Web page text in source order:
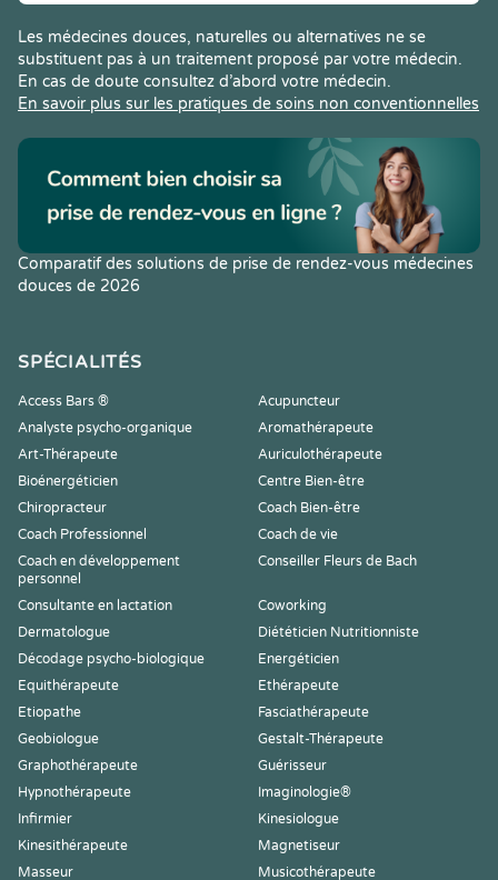
Les médecines douces, naturelles ou alternatives ne se
substituent pas à un traitement proposé par votre médecin.
En cas de doute consultez d’abord votre médecin.
En savoir plus sur les pratiques de soins non conventionnelles
Comparatif des solutions de prise de rendez-vous médecines
douces de 2026
SPÉCIALITÉS
Access Bars ®
Acupuncteur
Analyste psycho-organique
Aromathérapeute
Art-Thérapeute
Auriculothérapeute
Bioénergéticien
Centre Bien-être
Chiropracteur
Coach Bien-être
Coach Professionnel
Coach de vie
Coach en développement
personnel
Conseiller Fleurs de Bach
Consultante en lactation
Coworking
Dermatologue
Diététicien Nutritionniste
Décodage psycho-biologique
Energéticien
Equithérapeute
Ethérapeute
Etiopathe
Fasciathérapeute
Geobiologue
Gestalt-Thérapeute
Graphothérapeute
Guérisseur
Hypnothérapeute
Imaginologie®
Infirmier
Kinesiologue
Kinesithérapeute
Magnetiseur
Masseur
Musicothérapeute